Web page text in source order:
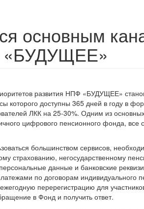
основным
«БУДУЩЕЕ»
развития НПФ «БУДУЩЕЕ»
которого доступны 365 дней в году в
ЛКК на 25-30%. Одним из
цифрового пенсионного фонда, все
большинством сервисов,
страхованию, негосударственному
данные и банковские
по договорам индивидуального
перерегистрацию для
в Фонд и получить ответ.